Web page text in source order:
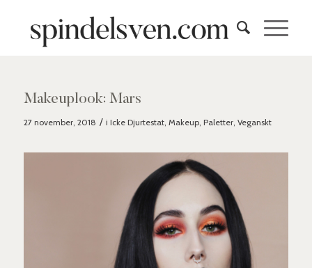
Makeuplook: Mars
27 november, 2018 / i Icke Djurtestat, Makeup, Paletter, Veganskt